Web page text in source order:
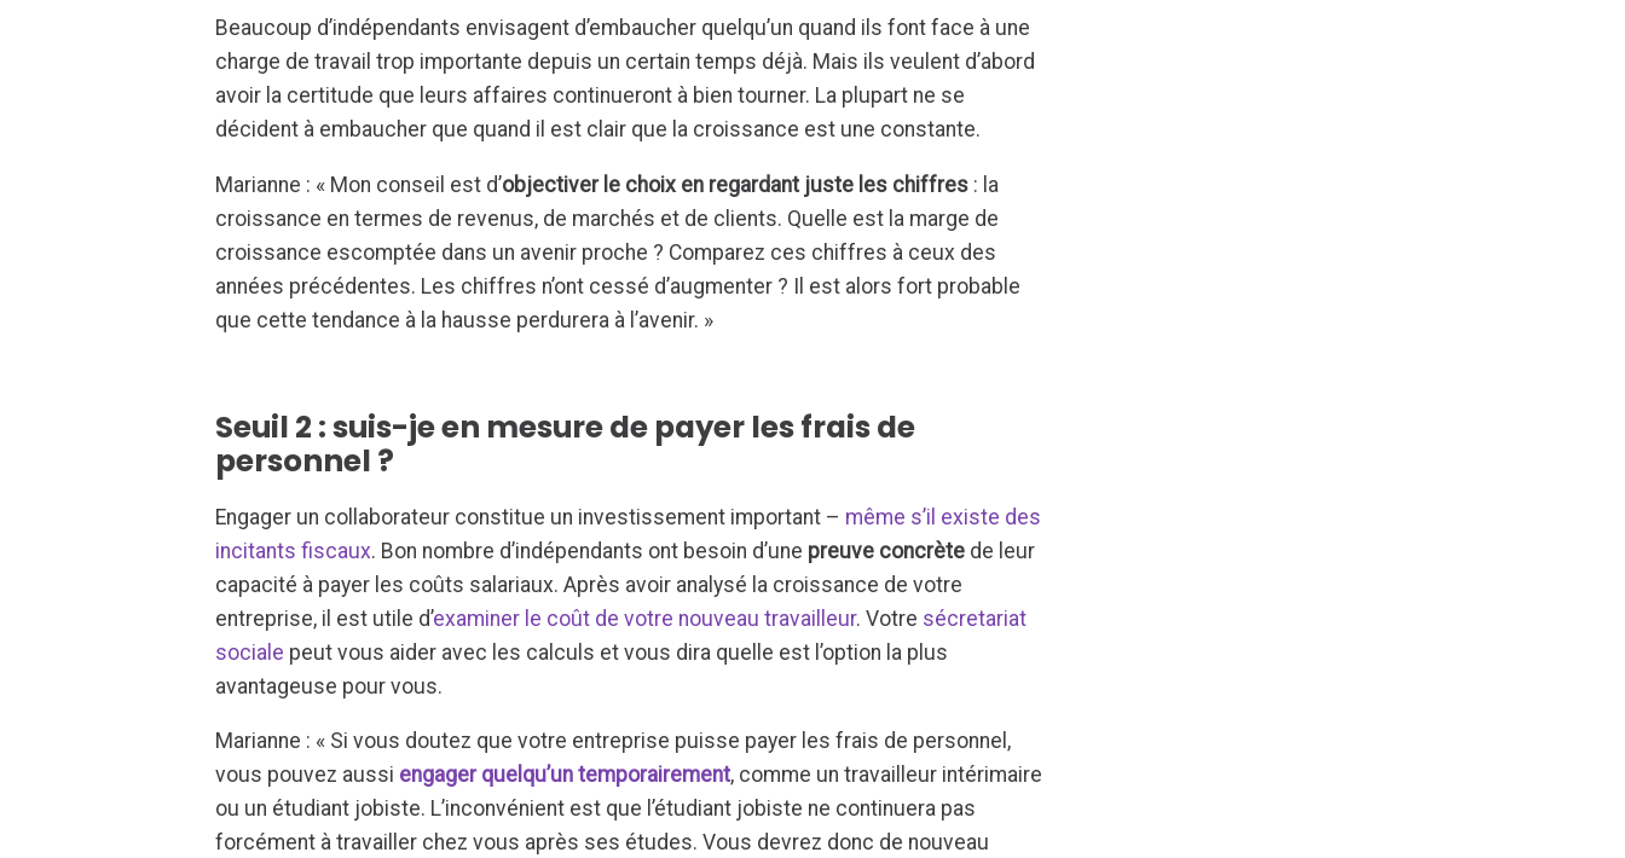
Beaucoup d’indépendants envisagent d’embaucher quelqu’un quand ils font face à une
charge de travail trop importante depuis un certain temps déjà. Mais ils veulent d’abord
avoir la certitude que leurs affaires continueront à bien tourner. La plupart ne se
décident à embaucher que quand il est clair que la croissance est une constante.
Marianne : « Mon conseil est d’objectiver le choix en regardant juste les chiffres : la
croissance en termes de revenus, de marchés et de clients. Quelle est la marge de
croissance escomptée dans un avenir proche ? Comparez ces chiffres à ceux des
années précédentes. Les chiffres n’ont cessé d’augmenter ? Il est alors fort probable
que cette tendance à la hausse perdurera à l’avenir. »
Seuil 2 : suis-je en mesure de payer les frais de
personnel ?
Engager un collaborateur constitue un investissement important – même s’il existe des
incitants fiscaux. Bon nombre d’indépendants ont besoin d’une preuve concrète de leur
capacité à payer les coûts salariaux. Après avoir analysé la croissance de votre
entreprise, il est utile d’examiner le coût de votre nouveau travailleur. Votre sécretariat
sociale peut vous aider avec les calculs et vous dira quelle est l’option la plus
avantageuse pour vous.
Marianne : « Si vous doutez que votre entreprise puisse payer les frais de personnel,
vous pouvez aussi engager quelqu’un temporairement, comme un travailleur intérimaire
ou un étudiant jobiste. L’inconvénient est que l’étudiant jobiste ne continuera pas
forcément à travailler chez vous après ses études. Vous devrez donc de nouveau